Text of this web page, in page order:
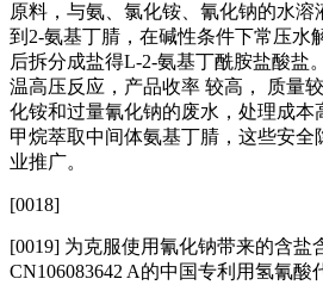
原料，与氨、氯化铵、氰化钠的水溶
到2-氨基丁腈，在碱性条件下常压水
后拆分成盐得L-2-氨基丁酰胺盐酸盐
温高压反应，产品收率 较高， 质量
化铵和过量氰化钠的废水，处理成本
甲烷萃取中间体氨基丁腈，这些安全
业推广。
[0018]
[0019] 为克服使用氰化钠带来的含盐
CN106083642 A的中国专利用氢氰酸